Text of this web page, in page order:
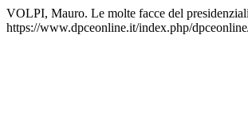
VOLPI, Mauro. Le molte facce del
https://www.dpceonline.it/index.php/